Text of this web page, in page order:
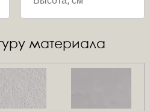
материала